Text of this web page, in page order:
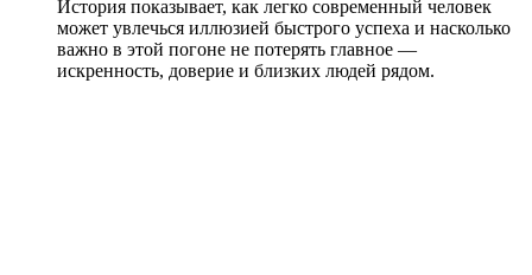
История показывает, как легко современный человек
может увлечься иллюзией быстрого успеха и насколько
важно в этой погоне не потерять главное —
искренность, доверие и близких людей рядом.